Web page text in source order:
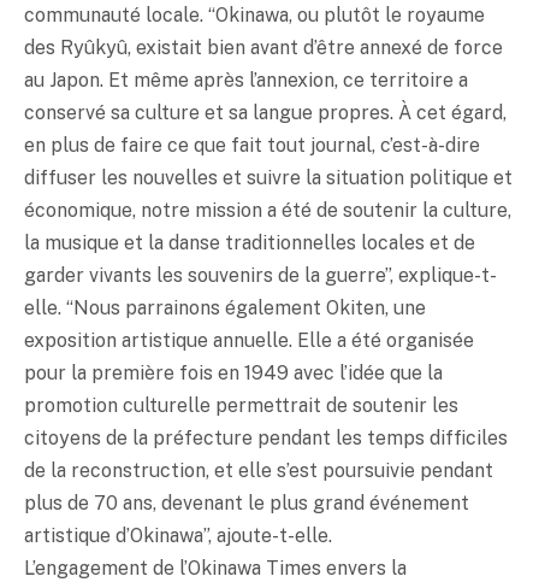
communauté locale. “Okinawa, ou plutôt le royaume
des Ryûkyû, existait bien avant d’être annexé de force
au Japon. Et même après l’annexion, ce territoire a
conservé sa culture et sa langue propres. À cet égard,
en plus de faire ce que fait tout journal, c’est-à-dire
diffuser les nouvelles et suivre la situation politique et
économique, notre mission a été de soutenir la culture,
la musique et la danse traditionnelles locales et de
garder vivants les souvenirs de la guerre”, explique-t-
elle. “Nous parrainons également Okiten, une
exposition artistique annuelle. Elle a été organisée
pour la première fois en 1949 avec l’idée que la
promotion culturelle permettrait de soutenir les
citoyens de la préfecture pendant les temps difficiles
de la reconstruction, et elle s’est poursuivie pendant
plus de 70 ans, devenant le plus grand événement
artistique d’Okinawa”, ajoute-t-elle.
L’engagement de l’Okinawa Times envers la